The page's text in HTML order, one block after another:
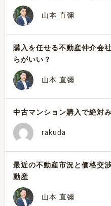
山本 直彌
購入を任せる不動産仲介会
らがいい？
山本 直彌
中古マンション購入で絶対
rakuda
最近の不動産市況と価格交
動産
山本 直彌